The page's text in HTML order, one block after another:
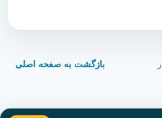
بازگشت به صفحه اصلی